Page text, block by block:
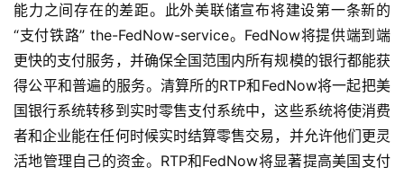
能力之间存在的差距。此外美联储宣布将建设第一条新的
“支付铁路” the-FedNow-service。FedNow将提供端到端
更快的支付服务，并确保全国范围内所有规模的银行都能获
得公平和普遍的服务。清算所的RTP和FedNow将一起把美
国银行系统转移到实时零售支付系统中，这些系统将使消费
者和企业能在任何时候实时结算零售交易，并允许他们更灵
活地管理自己的资金。RTP和FedNow将显著提高美国支付